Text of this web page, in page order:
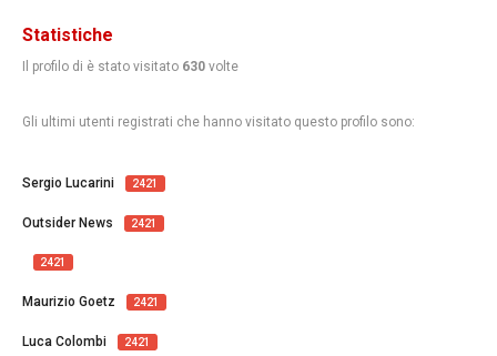
Statistiche
Il profilo di è stato visitato 630 volte
Gli ultimi utenti registrati che hanno visitato questo profilo sono:
Sergio Lucarini 2421
Outsider News 2421
2421
Maurizio Goetz 2421
Luca Colombi 2421